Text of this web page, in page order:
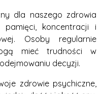
dla naszego zdrowia
koncentracji i
Osoby regularnie
mieć trudności w
decyzji.
zdrowie psychiczne,